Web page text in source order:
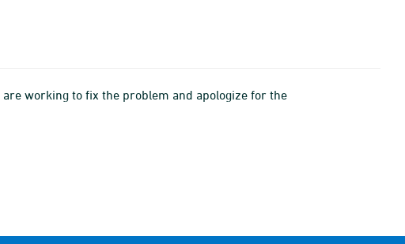
working to fix the problem and apologize for the